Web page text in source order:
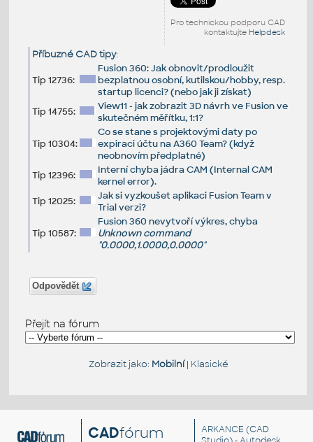
Pro technickou podporu CAD
kontaktujte Helpdesk
Příbuzné CAD tipy:
Tip 12736:
Fusion 360: Jak obnovit/prodloužit
bezplatnou osobní, kutilskou/hobby, resp.
startup licenci? (nebo jak ji získat)
Tip 14755:
View11 - jak zobrazit 3D návrh ve Fusion ve
skutečném měřítku, 1:1?
Tip 10304:
Co se stane s projektovými daty po
expiraci účtu na A360 Team? (když
neobnovím předplatné)
Tip 12396:
Interní chyba jádra CAM (Internal CAM
kernel error).
Tip 12025:
Jak si vyzkoušet aplikaci Fusion Team v
Trial verzi?
Tip 10587:
Fusion 360 nevytvoří výkres, chyba
Unknown command
"0.0000,1.0000,0.0000"
Odpovědět
Přejít na fórum
Zobrazit jako: Mobilní| Klasické
CADfórum ARKANCE (CAD